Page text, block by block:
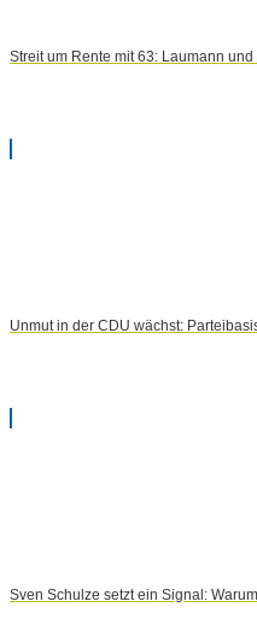
Streit um Rente mit 63: Laumann
Unmut in der CDU wächst:
Sven Schulze setzt ein Signal: